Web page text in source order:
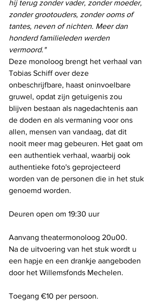
hij terug zonder vader, zonder moeder,
zonder grootouders, zonder ooms of
tantes, neven of nichten. Meer dan
honderd familieleden werden
vermoord."
Deze monoloog brengt het verhaal van
Tobias Schiff over deze
onbeschrijfbare, haast oninvoelbare
gruwel, opdat zijn getuigenis zou
blijven bestaan als nagedachtenis aan
de doden en als vermaning voor ons
allen, mensen van vandaag, dat dit
nooit meer mag gebeuren. Het gaat om
een authentiek verhaal, waarbij ook
authentieke foto's geprojecteerd
worden van de personen die in het stuk
genoemd worden.
Deuren open om 19:30 uur
Aanvang theatermonoloog 20u00.
Na de uitvoering van het stuk wordt u
een hapje en een drankje aangeboden
door het Willemsfonds Mechelen.
Toegang €10 per persoon.